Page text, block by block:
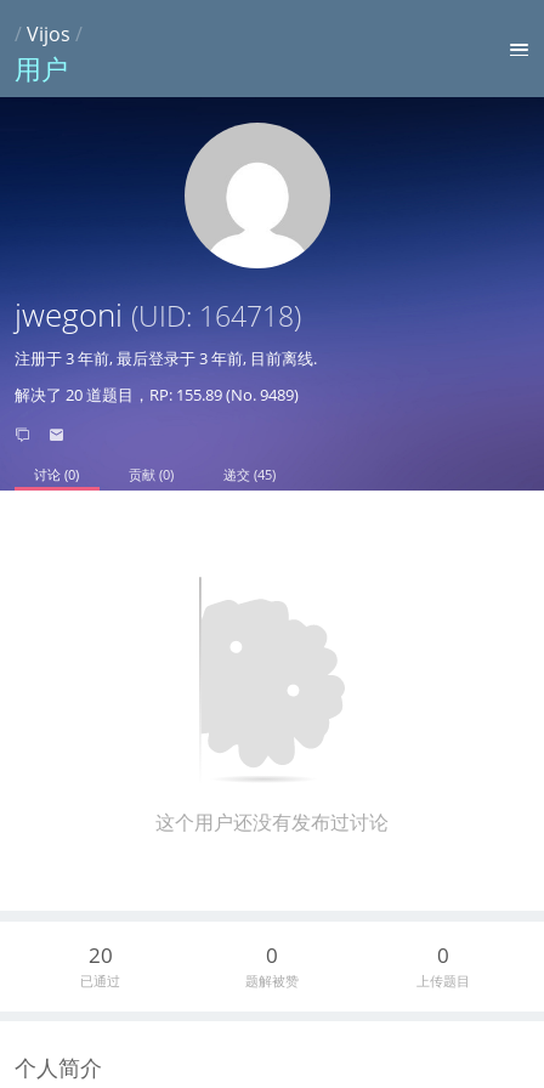
/Vijos /
用户
jwegoni (UID: 164718)
注册于3 年前, 最后登录于3 年前, 目前离线.
解决了 20 道题目，RP: 155.89 (No. 9489)
讨论 (0) 贡献 (0) 递交 (45)
这个用户还没有发布过讨论
20
已通过
0
题解被赞
0
上传题目
个人简介